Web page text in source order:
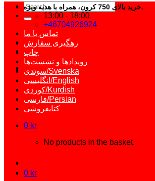
خرید بالای 750 کرون، همراه با هدیه ویژه از کتاب ارزان.
13:00 - 18:00
+46704926924
Search
for:
تماس با ما
رهگیری سفارش
چاپ
رویدادها و نشست‌ها
سوئدی/Svenska
انگلیسی/English
کوردی/Kurdish
فارسی/Persian
کتابفروشی
0 kr
No products in the basket.
0 kr